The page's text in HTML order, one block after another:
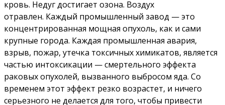
кровь. Недуг достигает озона. Воздух
отравлен. Каждый промышленный завод — это
концентрированная мощная опухоль, как и сами
крупные города. Каждая промышленная авария,
взрыв, пожар, утечка токсичных химикатов, является
частью интоксикации — смертельного эффекта
раковых опухолей, вызванного выбросом яда. Со
временем этот эффект резко возрастет, и ничего
серьезного не делается для того, чтобы привести